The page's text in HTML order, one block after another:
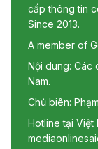
cấp thông tin
Since 2013.
A member of
Nội dung: Các
Nam.
Chủ biên:
Hotline tại Việt